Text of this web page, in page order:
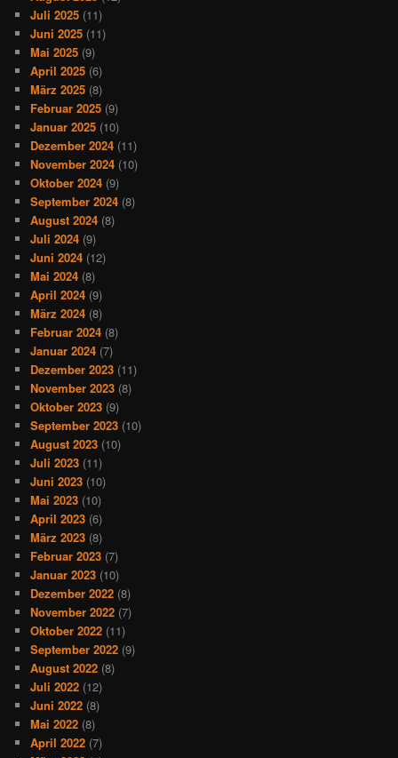
Juli 2025 (11)
Juni 2025 (11)
Mai 2025 (9)
April 2025 (6)
März 2025 (8)
Februar 2025 (9)
Januar 2025 (10)
Dezember 2024 (11)
November 2024 (10)
Oktober 2024 (9)
September 2024 (8)
August 2024 (8)
Juli 2024 (9)
Juni 2024 (12)
Mai 2024 (8)
April 2024 (9)
März 2024 (8)
Februar 2024 (8)
Januar 2024 (7)
Dezember 2023 (11)
November 2023 (8)
Oktober 2023 (9)
September 2023 (10)
August 2023 (10)
Juli 2023 (11)
Juni 2023 (10)
Mai 2023 (10)
April 2023 (6)
März 2023 (8)
Februar 2023 (7)
Januar 2023 (10)
Dezember 2022 (8)
November 2022 (7)
Oktober 2022 (11)
September 2022 (9)
August 2022 (8)
Juli 2022 (12)
Juni 2022 (8)
Mai 2022 (8)
April 2022 (7)